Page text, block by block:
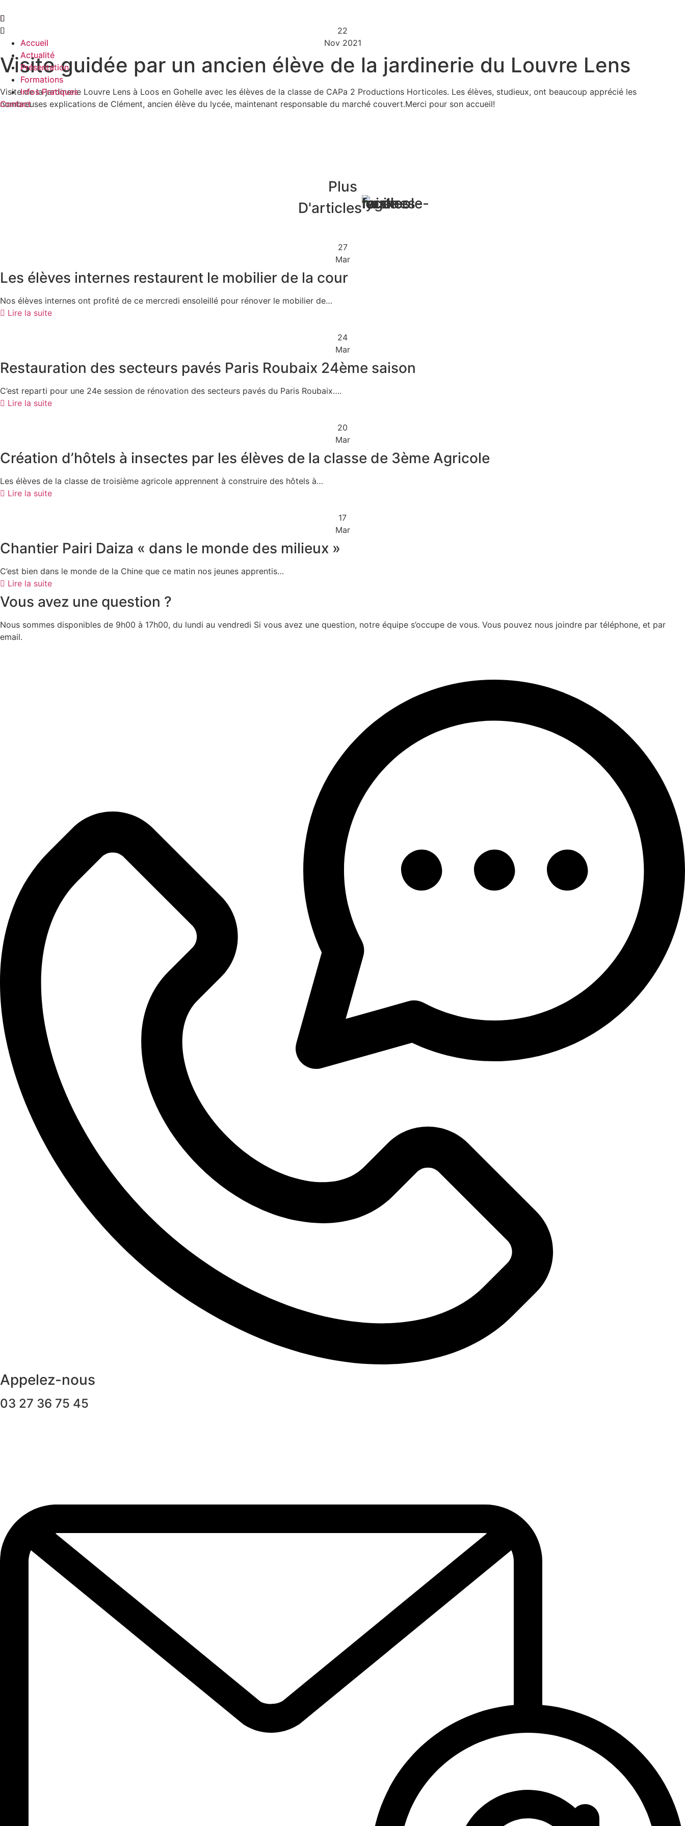
au
contenu
Accueil
Actualité
Présentation
Formations
Infos Pratiques
Contact
Accueil
Actualité
Présentation
Formations
Infos Pratiques
Contact
22
Nov 2021
Visite guidée par un ancien élève de la jardinerie du Louvre Lens
Visite de la jardinerie Louvre Lens à Loos en Gohelle avec les élèves de la classe de CAPa 2 Productions Horticoles. Les élèves, studieux, ont beaucoup apprécié les
nombreuses explications de Clément, ancien élève du lycée, maintenant responsable du marché couvert.Merci pour son accueil!
Plus
D'articles
27
Mar
Les élèves internes restaurent le mobilier de la cour
Nos élèves internes ont profité de ce mercredi ensoleillé pour rénover le mobilier de…
Lire la suite
24
Mar
Restauration des secteurs pavés Paris Roubaix 24ème saison
C’est reparti pour une 24e session de rénovation des secteurs pavés du Paris Roubaix….
Lire la suite
20
Mar
Création d’hôtels à insectes par les élèves de la classe de 3ème Agricole
Les élèves de la classe de troisième agricole apprennent à construire des hôtels à…
Lire la suite
17
Mar
Chantier Pairi Daiza « dans le monde des milieux »
C’est bien dans le monde de la Chine que ce matin nos jeunes apprentis…
Lire la suite
Vous avez une question ?
Nous sommes disponibles de 9h00 à 17h00, du lundi au vendredi Si vous avez une question, notre équipe s’occupe de vous. Vous pouvez nous joindre par téléphone, et par
email.
Appelez-nous
03 27 36 75 45